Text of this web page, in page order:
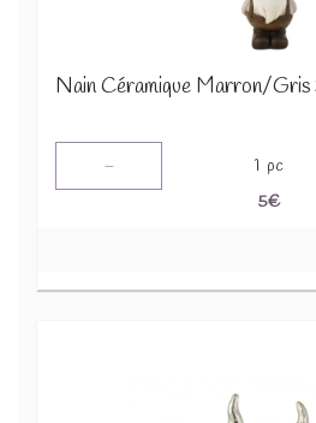
Nain Céramique Marron/Gris
- 1 pc
5€